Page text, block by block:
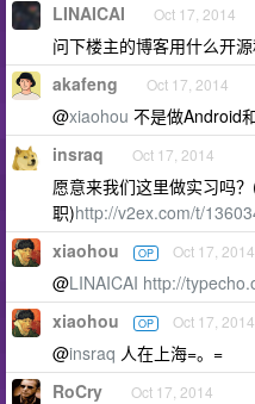
LINAICAI Oct 17, 2014
问下楼主的博客用什么开源
akafeng Oct 17, 2014
@xiaohou 不是做Android
insraq Oct 17, 2014
愿意来我们这里做实习吗
职)http://v2ex.com/t/
xiaohou OP Oct 17, 2014
@LINAICAI http://
xiaohou OP Oct 17, 2014
@insraq 人在上海=。=
RoCry Oct 17, 2014